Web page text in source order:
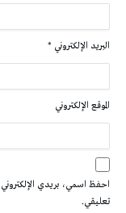
البريد الإلكتروني *
الموقع الإلكتروني
احفظ اسمي، بريدي الإلكتروني،
تعليقي.